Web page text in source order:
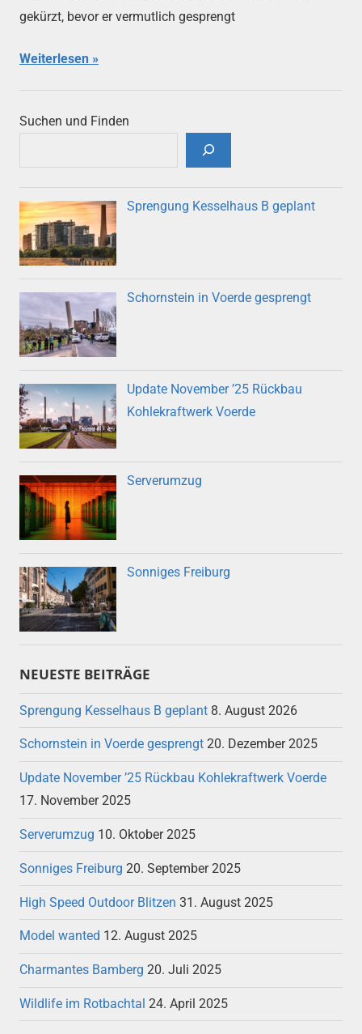
gekürzt, bevor er vermutlich gesprengt
Weiterlesen
Suchen und Finden
Sprengung Kesselhaus B geplant
Schornstein in Voerde gesprengt
Update November ’25 Rückbau
Kohlekraftwerk Voerde
Serverumzug
Sonniges Freiburg
NEUESTE BEITRÄGE
Sprengung Kesselhaus B geplant 8. August 2026
Schornstein in Voerde gesprengt 20. Dezember 2025
Update November ’25 Rückbau Kohlekraftwerk Voerde
17. November 2025
Serverumzug 10. Oktober 2025
Sonniges Freiburg 20. September 2025
High Speed Outdoor Blitzen 31. August 2025
Model wanted 12. August 2025
Charmantes Bamberg 20. Juli 2025
Wildlife im Rotbachtal 24. April 2025